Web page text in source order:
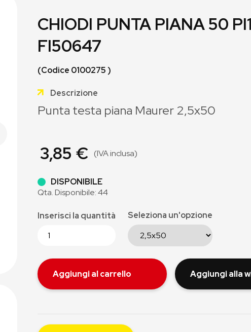
CHIODI PUNTA PIANA 50
FI50647
(Codice 0100275 )
Descrizione
Punta testa piana Maurer 2,5x50
3,85 € (IVA inclusa)
DISPONIBILE
Qta. Disponibile: 44
Inserisci la quantità Seleziona un'opzione
Aggiungi al carrello Aggiungi alla